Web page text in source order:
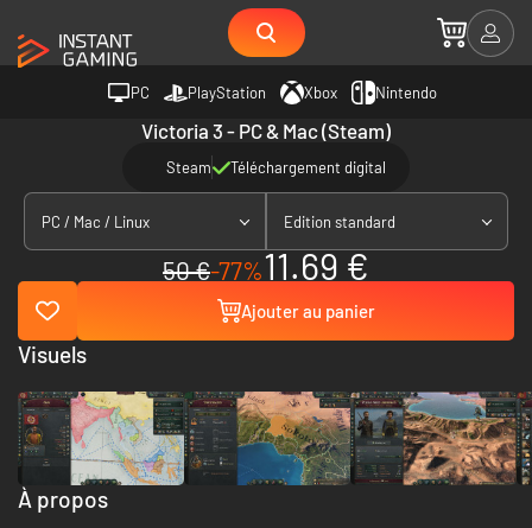
PC PlayStation Xbox Nintendo
Victoria 3 - PC & Mac (Steam)
Steam Téléchargement digital
PC / Mac / Linux Edition standard
50 €-77%11.69 €
Ajouter au panier
À propos
Visuels